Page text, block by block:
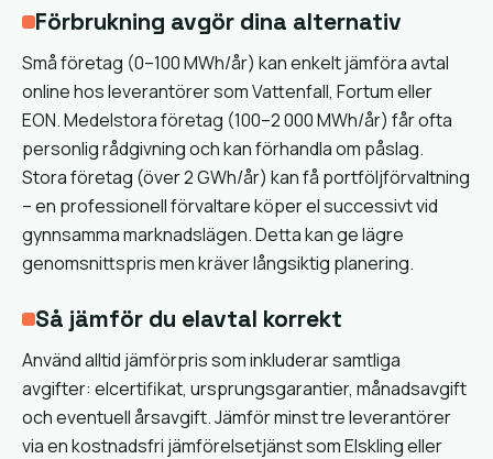
Förbrukning avgör dina alternativ
Små företag (0–100 MWh/år) kan enkelt jämföra avtal
online hos leverantörer som Vattenfall, Fortum eller
EON. Medelstora företag (100–2 000 MWh/år) får ofta
personlig rådgivning och kan förhandla om påslag.
Stora företag (över 2 GWh/år) kan få portföljförvaltning
– en professionell förvaltare köper el successivt vid
gynnsamma marknadslägen. Detta kan ge lägre
genomsnittspris men kräver långsiktig planering.
Så jämför du elavtal korrekt
Använd alltid jämförpris som inkluderar samtliga
avgifter: elcertifikat, ursprungsgarantier, månadsavgift
och eventuell årsavgift. Jämför minst tre leverantörer
via en kostnadsfri jämförelsetjänst som Elskling eller